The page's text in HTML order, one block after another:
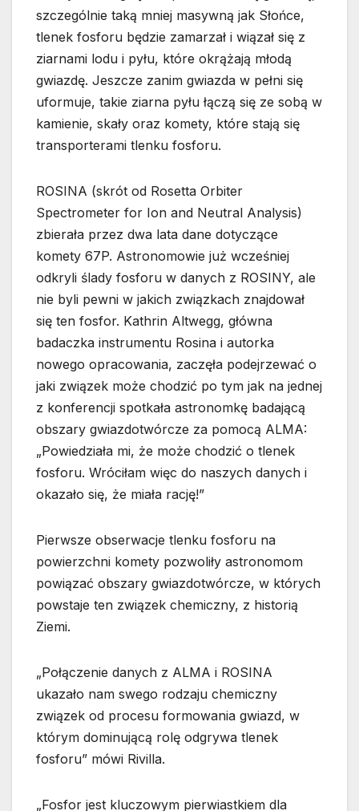
szczególnie taką mniej masywną jak Słońce,
tlenek fosforu będzie zamarzał i wiązał się z
ziarnami lodu i pyłu, które okrążają młodą
gwiazdę. Jeszcze zanim gwiazda w pełni się
uformuje, takie ziarna pyłu łączą się ze sobą w
kamienie, skały oraz komety, które stają się
transporterami tlenku fosforu.
ROSINA (skrót od Rosetta Orbiter
Spectrometer for Ion and Neutral Analysis)
zbierała przez dwa lata dane dotyczące
komety 67P. Astronomowie już wcześniej
odkryli ślady fosforu w danych z ROSINY, ale
nie byli pewni w jakich związkach znajdował
się ten fosfor. Kathrin Altwegg, główna
badaczka instrumentu Rosina i autorka
nowego opracowania, zaczęła podejrzewać o
jaki związek może chodzić po tym jak na jednej
z konferencji spotkała astronomkę badającą
obszary gwiazdotwórcze za pomocą ALMA:
„Powiedziała mi, że może chodzić o tlenek
fosforu. Wróciłam więc do naszych danych i
okazało się, że miała rację!”
Pierwsze obserwacje tlenku fosforu na
powierzchni komety pozwoliły astronomom
powiązać obszary gwiazdotwórcze, w których
powstaje ten związek chemiczny, z historią
Ziemi.
„Połączenie danych z ALMA i ROSINA
ukazało nam swego rodzaju chemiczny
związek od procesu formowania gwiazd, w
którym dominującą rolę odgrywa tlenek
fosforu” mówi Rivilla.
„Fosfor jest kluczowym pierwiastkiem dla